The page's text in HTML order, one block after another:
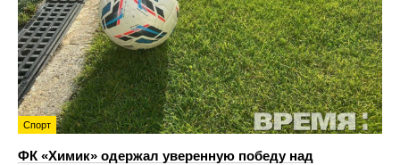
Спорт
ФК «Химик» одержал уверенную победу над